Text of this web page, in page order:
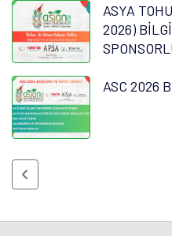
ASYA
2026)
ASC 2026